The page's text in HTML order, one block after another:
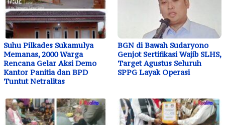
Suhu Pilkades Sukamulya
Memanas, 2000 Warga
Rencana Gelar Aksi Demo
Kantor Panitia dan BPD
Tuntut Netralitas
BGN di Bawah Sudaryono
Genjot Sertifikasi Wajib SLHS,
Target Agustus Seluruh
SPPG Layak Operasi